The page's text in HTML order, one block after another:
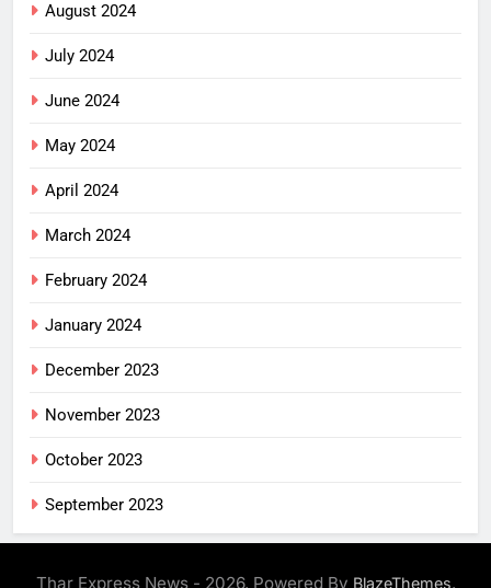
August 2024
July 2024
June 2024
May 2024
April 2024
March 2024
February 2024
January 2024
December 2023
November 2023
October 2023
September 2023
Thar Express News - 2026. Powered By BlazeThemes.